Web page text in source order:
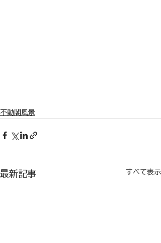
不動閣風景
最新記事 すべて表示